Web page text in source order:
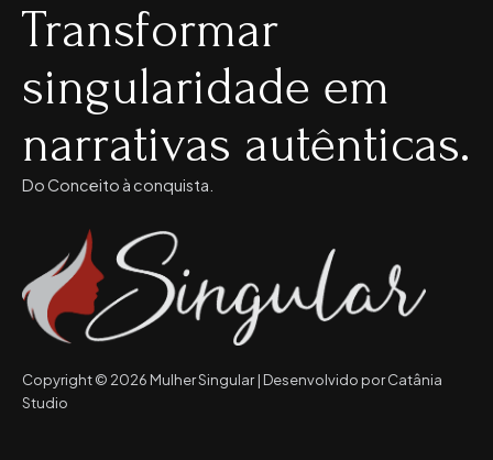
Transformar
singularidade em
narrativas autênticas.
Do Conceito à conquista.
Copyright © 2026 Mulher Singular | Desenvolvido por Catânia
Studio